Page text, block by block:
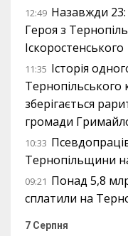
12:49 Назавжди
Героя з
Іскоростенського
11:35 Історія
зберігається
громади
10:33
Тернопільщини
09:21 Понад 5,8
сплатили на
7 Серпня